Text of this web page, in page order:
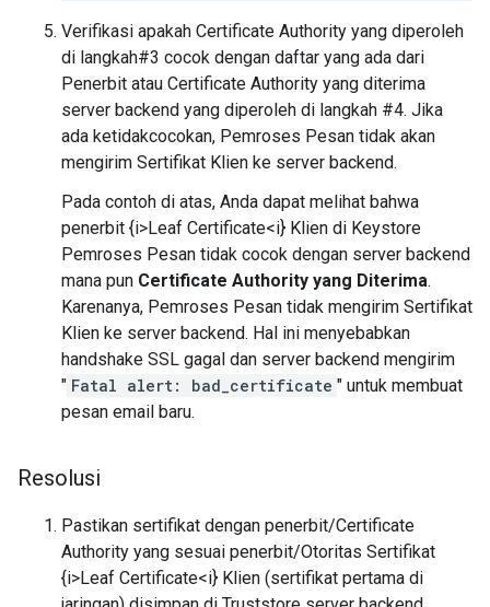
Verifikasi apakah Certificate Authority yang diperoleh
di langkah#3 cocok dengan daftar yang ada dari
Penerbit atau Certificate Authority yang diterima
server backend yang diperoleh di langkah #4. Jika
ada ketidakcocokan, Pemroses Pesan tidak akan
mengirim Sertifikat Klien ke server backend.
Pada contoh di atas, Anda dapat melihat bahwa
penerbit {i>Leaf Certificate<i} Klien di Keystore
Pemroses Pesan tidak cocok dengan server backend
mana pun Certificate Authority yang Diterima.
Karenanya, Pemroses Pesan tidak mengirim Sertifikat
Klien ke server backend. Hal ini menyebabkan
handshake SSL gagal dan server backend mengirim
" Fatal alert: bad_certificate " untuk membuat
pesan email baru.
Resolusi
Pastikan sertifikat dengan penerbit/Certificate
Authority yang sesuai penerbit/Otoritas Sertifikat
{i>Leaf Certificate<i} Klien (sertifikat pertama di